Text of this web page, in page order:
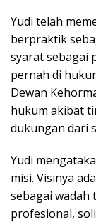
Yudi telah
berpraktik
syarat sebagai
pernah di
Dewan
hukum akibat
dukungan dari
Yudi
misi. Visinya
sebagai wadah
profesional,